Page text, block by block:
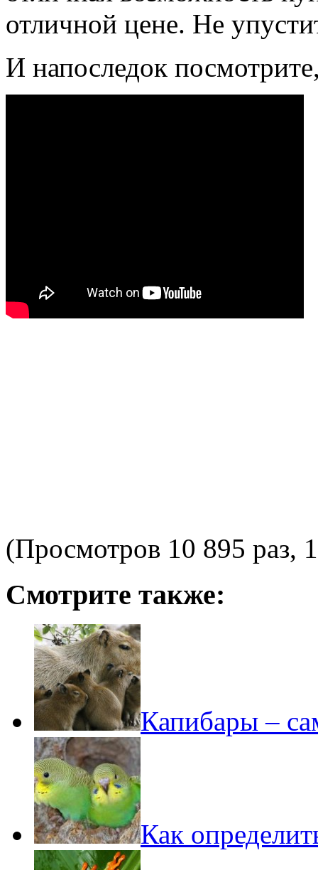
отличной цене. Не
И напоследок
(Просмотров 10 895 раз,
Смотрите также:
Капибары –
Как